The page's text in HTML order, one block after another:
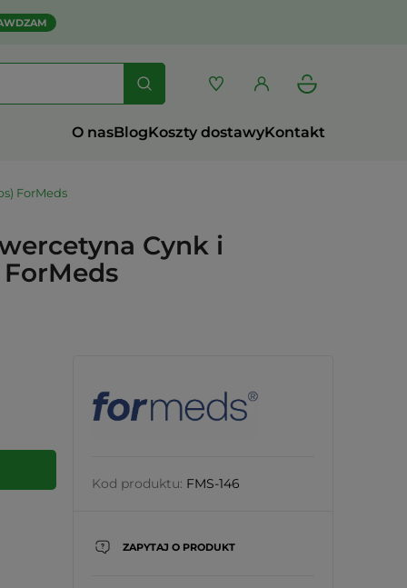
O nasBlogKoszty dostawyKontakt
ForMeds
Cynk i
Kod produktu: FMS-146
ZAPYTAJ O PRODUKT